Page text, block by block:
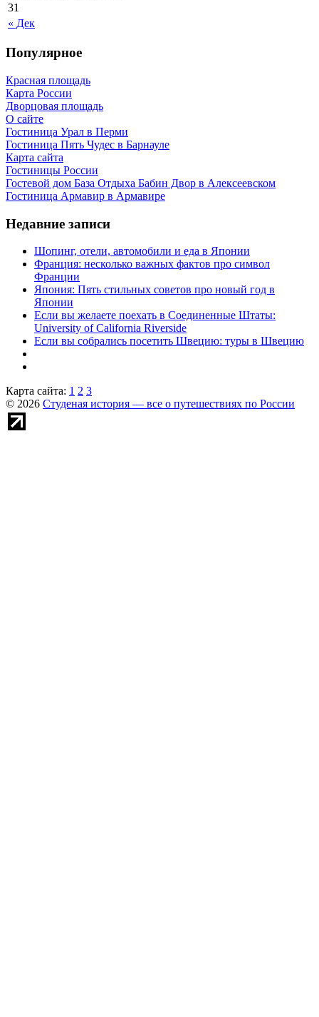
« Дек
31
Популярное
Красная площадь
Карта России
Дворцовая площадь
О сайте
Гостиница Урал в Перми
Гостиница Пять Чудес в Барнауле
Карта сайта
Гостиницы России
Гостевой дом База Отдыха Бабин Двор в Алексеевском
Гостиница Армавир в Армавире
Недавние записи
Шопинг, отели, автомобили и еда в Японии
Франция: несколько важных фактов про символ
Франции
Япония: Пять стильных советов про новый год в
Японии
Если вы желаете поехать в Соединенные Штаты:
University of California Riverside
Если вы собрались посетить Швецию: туры в Швецию
Карта сайта: 1 2 3
© 2026 Студеная история — все о путешествиях по России